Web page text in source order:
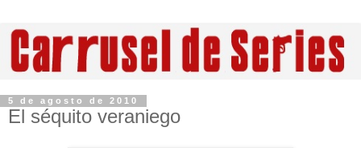
5 de agosto de 2010
El séquito veraniego